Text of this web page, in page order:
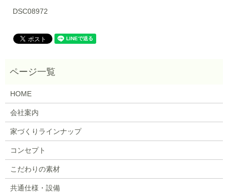
DSC08972
HOME
会社案内
家づくりラインナップ
コンセプト
こだわりの素材
共通仕様・設備